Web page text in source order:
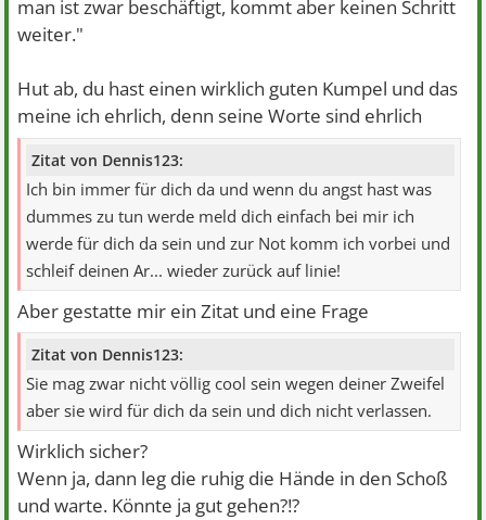
man ist zwar beschäftigt, kommt aber keinen Schritt
weiter."
Hut ab, du hast einen wirklich guten Kumpel und das
meine ich ehrlich, denn seine Worte sind ehrlich
Zitat von Dennis123:
Ich bin immer für dich da und wenn du angst hast was
dummes zu tun werde meld dich einfach bei mir ich
werde für dich da sein und zur Not komm ich vorbei und
schleif deinen Ar... wieder zurück auf linie!
Aber gestatte mir ein Zitat und eine Frage
Zitat von Dennis123:
Sie mag zwar nicht völlig cool sein wegen deiner Zweifel
aber sie wird für dich da sein und dich nicht verlassen.
Wirklich sicher?
Wenn ja, dann leg die ruhig die Hände in den Schoß
und warte. Könnte ja gut gehen?!?